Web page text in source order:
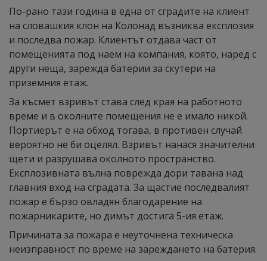
По-рано тази година в една от сградите на клиент
на словашкия клон на Колонад възниква експлозия
и последва пожар. Клиентът отдава част от
помещенията под наем на компания, която, наред с
други неща, зарежда батерии за скутери на
приземния етаж.
За късмет взривът става след края на работното
време и в околните помещения не е имало никой.
Портиерът е на обход тогава, в противен случай
вероятно не би оцелял. Взривът нанася значителни
щети и разрушава околното пространство.
Експлозивната вълна поврежда дори тавана над
главния вход на сградата. За щастие последвалият
пожар е бързо овладян благодарение на
пожарникарите, но димът достига 5-ия етаж.
Причината за пожара е неуточнена техническа
неизправност по време на зареждането на батерия.